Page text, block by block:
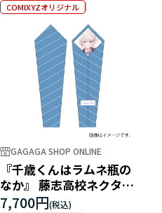
COMIXYZオリジナル
GAGAGA SHOP ONLINE
『千歳くんはラムネ瓶の
なか』 藤志高校ネクタイ
西野明日風
7,700円